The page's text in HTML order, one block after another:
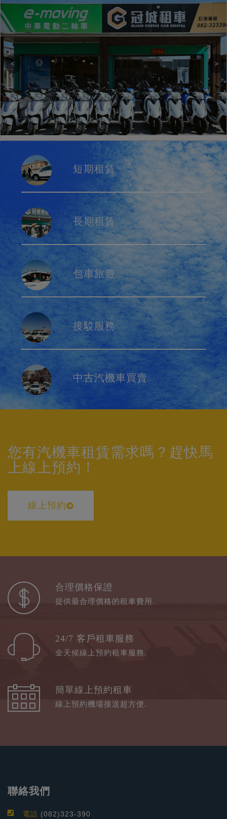
短期租賃
長期租賃
包車旅遊
接駁服務
中古汽機車買賣
您有汽機車租賃需求嗎？趕快馬
上線上預約！
線上預約
合理價格保證
提供最合理價格的租車費用.
24/7 客戶租車服務
全天候線上預約租車服務.
簡單線上預約租車
線上預約機場接送超方便.
聯絡我們
電話 (082)323-390